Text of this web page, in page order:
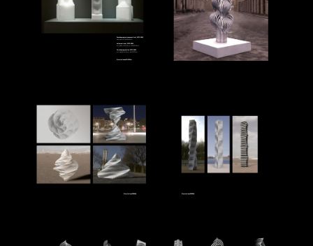
Courbes progrssives en vertical, 1971-2001
bois, peinture, 60 x 34 x 20 cm
Volume virtuel, 1972-2001
acrylique, métal 5mm, 87 x 23 x 16 cm
Carré en progression, 1971-2001
acrylique blanc 5 mm, 60 x 30 x 20 cm
Simulation en 3 D, 2018 ➜
Simulations 3 D 2018 Simulations 3 D 2018